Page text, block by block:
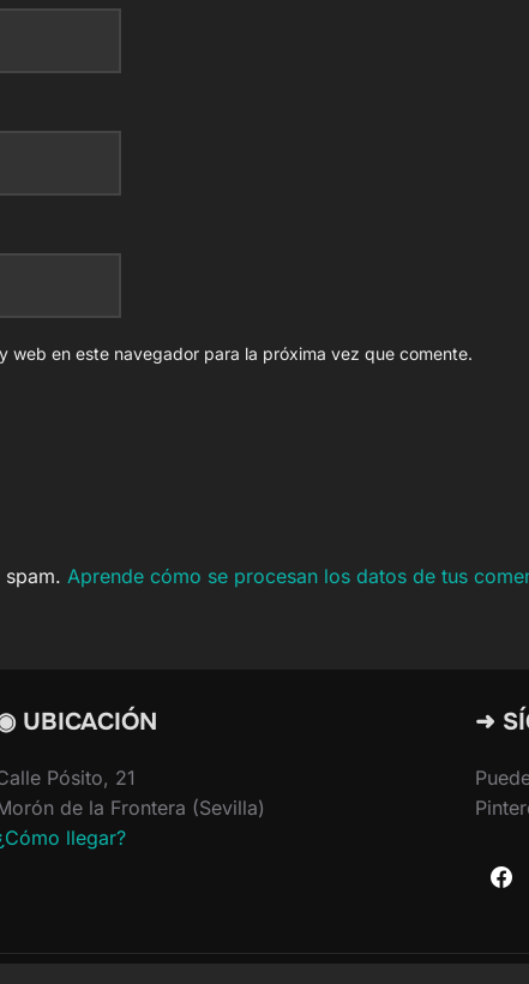
web en este navegador para la próxima vez que comente.
Aprende cómo se procesan los datos de tus
UBICACIÓN
Pósito, 21
de la Frontera (Sevilla)
llegar?
➜